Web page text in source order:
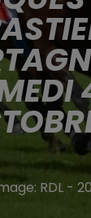
RDL -